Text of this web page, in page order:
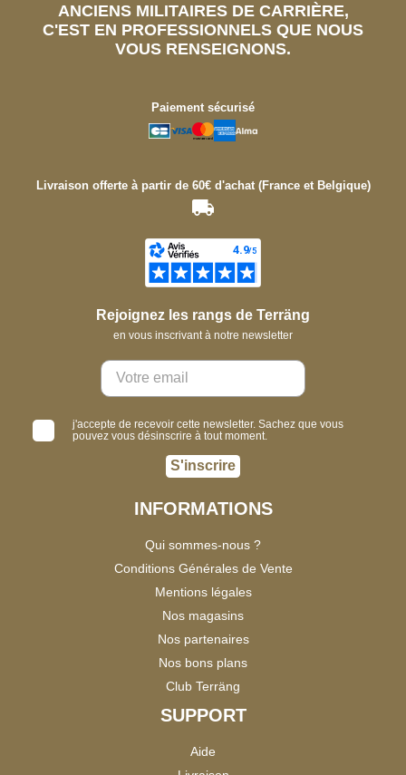
ANCIENS MILITAIRES DE CARRIÈRE,
C'EST EN PROFESSIONNELS QUE NOUS
VOUS RENSEIGNONS.
Paiement sécurisé
Livraison offerte à partir de 60€ d'achat (France et Belgique)
Rejoignez les rangs de Terräng
en vous inscrivant à notre newsletter
j'accepte de recevoir cette newsletter. Sachez que vous
pouvez vous désinscrire à tout moment.
S'inscrire
INFORMATIONS
Qui sommes-nous ?
Conditions Générales de Vente
Mentions légales
Nos magasins
Nos partenaires
Nos bons plans
Club Terräng
SUPPORT
Aide